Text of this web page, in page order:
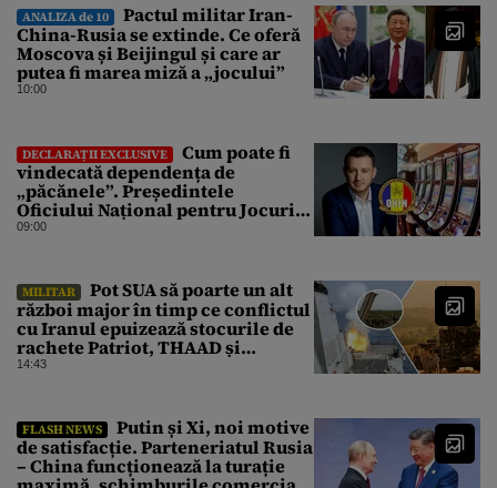
ANALIZA de 10
Pactul militar Iran-
China-Rusia se extinde. Ce oferă
Moscova și Beijingul și care ar
putea fi marea miză a „jocului”
10:00
DECLARAȚII EXCLUSIVE
Cum poate fi
vindecată dependența de
„păcănele”. Președintele
Oficiului Național pentru Jocuri
de Noroc propune o ordonanță de
unică
09:00
MILITAR
Pot SUA să poarte un alt
război major în timp ce conflictul
cu Iranul epuizează stocurile de
rachete Patriot, THAAD și
Tomahawk?
14:43
FLASH NEWS
Putin și Xi, noi motive
de satisfacție. Parteneriatul Rusia
– China funcționează la turație